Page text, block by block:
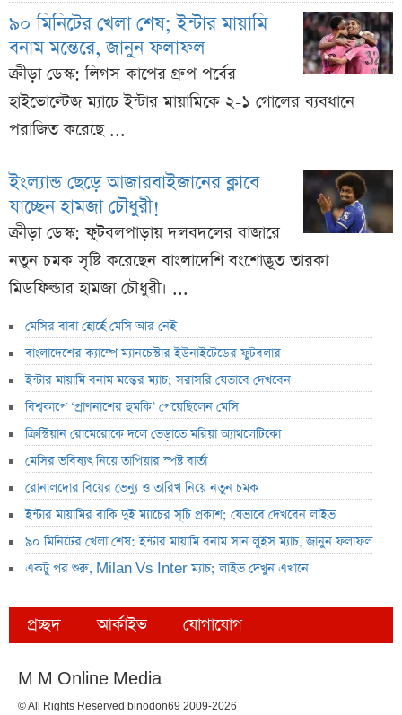
৯০ মিনিটের খেলা শেষ; ইন্টার মায়ামি
বনাম মন্তেরে, জানুন ফলাফল
ক্রীড়া ডেস্ক: লিগস কাপের গ্রুপ পর্বের
হাইভোল্টেজ ম্যাচে ইন্টার মায়ামিকে ২-১ গোলের ব্যবধানে
পরাজিত করেছে ...
ইংল্যান্ড ছেড়ে আজারবাইজানের ক্লাবে
যাচ্ছেন হামজা চৌধুরী!
ক্রীড়া ডেস্ক: ফুটবলপাড়ায় দলবদলের বাজারে
নতুন চমক সৃষ্টি করেছেন বাংলাদেশি বংশোদ্ভূত তারকা
মিডফিল্ডার হামজা চৌধুরী। ...
মেসির বাবা হোর্হে মেসি আর নেই
বাংলাদেশের ক্যাম্পে ম্যানচেস্টার ইউনাইটেডের ফুটবলার
ইন্টার মায়ামি বনাম মন্তের ম্যাচ; সরাসরি যেভাবে দেখবেন
বিশ্বকাপে ‘প্রাণনাশের হুমকি’ পেয়েছিলেন মেসি
ক্রিস্টিয়ান রোমেরোকে দলে ভেড়াতে মরিয়া অ্যাথলেটিকো
মেসির ভবিষ্যৎ নিয়ে তাপিয়ার স্পষ্ট বার্তা
রোনালদোর বিয়ের ভেন্যু ও তারিখ নিয়ে নতুন চমক
ইন্টার মায়ামির বাকি দুই ম্যাচের সূচি প্রকাশ; যেভাবে দেখবেন লাইভ
৯০ মিনিটের খেলা শেষ: ইন্টার মায়ামি বনাম সান লুইস ম্যাচ, জানুন ফলাফল
একটু পর শুরু, Milan Vs Inter ম্যাচ; লাইভ দেখুন এখানে
প্রচ্ছদ আর্কাইভ যোগাযোগ
M M Online Media
© All Rights Reserved binodon69 2009-2026